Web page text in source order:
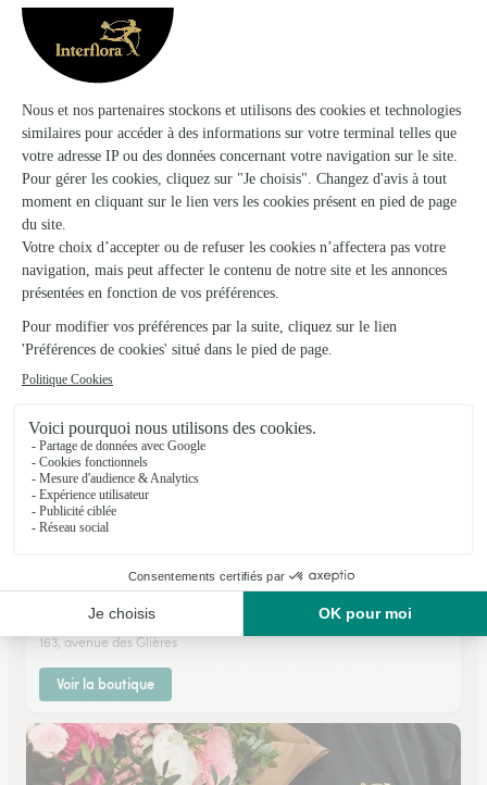
Elyaflor
Bonneville
★★★★ ★4.4 (35)
222, Place de l'Hôtel de Ville
Voir la boutique
★★ 4.6 (166)
163, avenue des Glières
Voir la boutique